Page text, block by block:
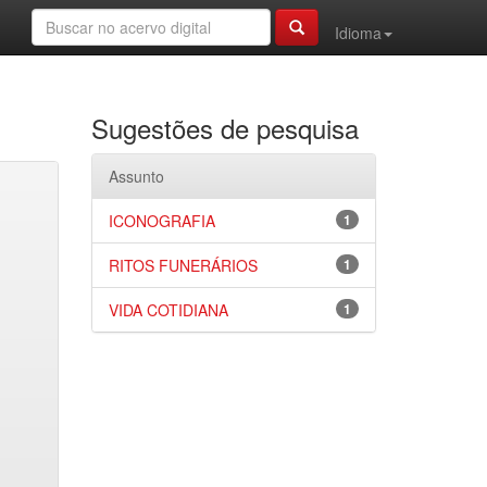
Idioma
Sugestões de pesquisa
Assunto
1
ICONOGRAFIA
1
RITOS FUNERÁRIOS
1
VIDA COTIDIANA